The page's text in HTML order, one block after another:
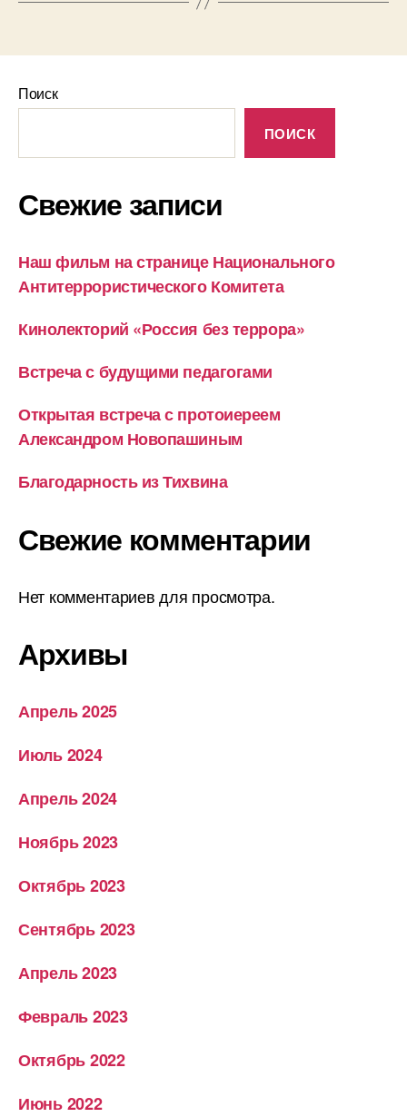
Поиск
ПОИСК
Свежие записи
Наш фильм на странице Национального
Антитеррористического Комитета
Кинолекторий «Россия без террора»
Встреча с будущими педагогами
Открытая встреча с протоиереем
Александром Новопашиным
Благодарность из Тихвина
Свежие комментарии
Нет комментариев для просмотра.
Архивы
Апрель 2025
Июль 2024
Апрель 2024
Ноябрь 2023
Октябрь 2023
Сентябрь 2023
Апрель 2023
Февраль 2023
Октябрь 2022
Июнь 2022